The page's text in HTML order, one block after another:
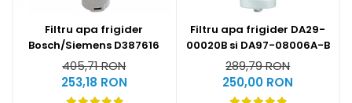
Filtru apa frigider
Bosch/Siemens D387616
405,71 RON
253,18 RON
Filtru apa frigider DA29-
00020B si DA97-08006A-B
289,79 RON
250,00 RON